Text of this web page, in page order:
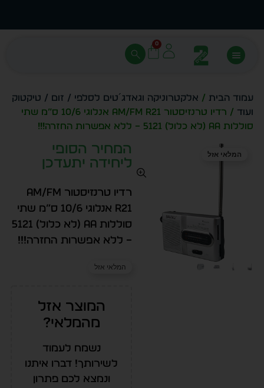
0
עמוד הבית / אלקטרוניקה וגאדג´טים לסלפי / זום / טיקטוק
ועוד
/ רדיו טרנזיסטור AM/FM R21 אנלוגי 10/6 ס”מ שתי
סוללות AA (לא כלול) 5121 – ללא אפשרות החזרה!!!
רדיו טרנזיסטור AM/FM
R21 אנלוגי 10/6 ס”מ שתי
סוללות AA (לא כלול) 5121
– ללא אפשרות החזרה!!!
המלאי אזל
המוצר אזל
מהמלאי?
נשמח לעמוד
לשירותך! דברו איתנו
ונמצא לכם פתרון
המחיר הסופי
ליחידה יתעדכן
המלאי אזל